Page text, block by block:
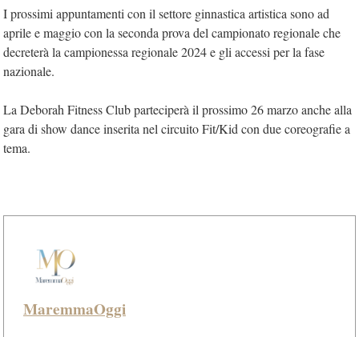
I prossimi appuntamenti con il settore ginnastica artistica sono ad
aprile e maggio con la seconda prova del campionato regionale che
decreterà la campionessa regionale 2024 e gli accessi per la fase
nazionale.
La Deborah Fitness Club parteciperà il prossimo 26 marzo anche alla
gara di show dance inserita nel circuito Fit/Kid con due coreografie a
tema.
MaremmaOggi